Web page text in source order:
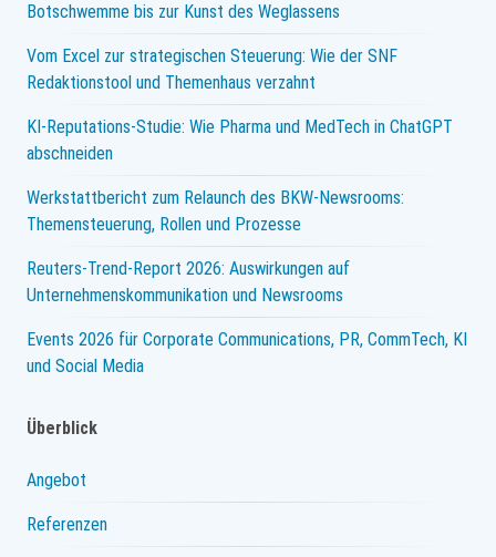
Botschwemme bis zur Kunst des Weglassens
Vom Excel zur strategischen Steuerung: Wie der SNF
Redaktionstool und Themenhaus verzahnt
KI-Reputations-Studie: Wie Pharma und MedTech in ChatGPT
abschneiden
Werkstattbericht zum Relaunch des BKW-Newsrooms:
Themensteuerung, Rollen und Prozesse
Reuters-Trend-Report 2026: Auswirkungen auf
Unternehmenskommunikation und Newsrooms
Events 2026 für Corporate Communications, PR, CommTech, KI
und Social Media
Überblick
Angebot
Referenzen